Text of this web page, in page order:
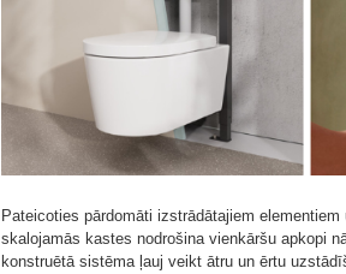
Pateicoties pārdomāti izstrādātajiem
skalojamās kastes nodrošina vienkāršu apkopi
konstruētā sistēma ļauj veikt ātru un ērtu